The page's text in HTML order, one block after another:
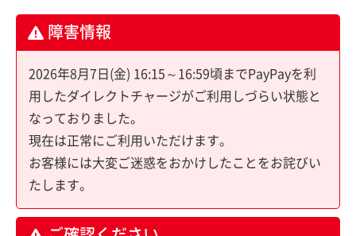
障害情報
2026年8月7日(金) 16:15～16:59頃までPayPayを利
用したダイレクトチャージがご利用しづらい状態と
なっておりました。
現在は正常にご利用いただけます。
お客様には大変ご迷惑をおかけしたことをお詫びい
たします。